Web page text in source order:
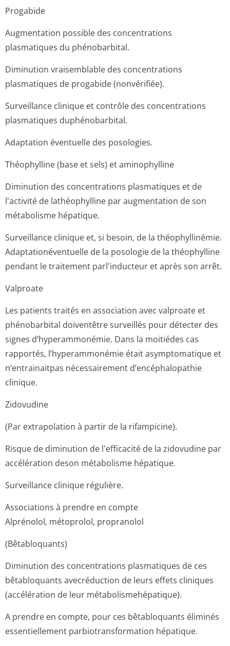
Progabide
Augmentation possible des concentrations
plasmatiques du phénobarbital.
Diminution vraisemblable des concentrations
plasmatiques de progabide (nonvérifiée).
Surveillance clinique et contrôle des concentrations
plasmatiques duphénobarbital.
Adaptation éventuelle des posologies.
Théophylline (base et sels) et aminophylline
Diminution des concentrations plasmatiques et de
l'activité de lathéophylline par augmentation de son
métabolisme hépatique.
Surveillance clinique et, si besoin, de la théophyllinémie.
Adaptationéven­tuelle de la posologie de la théophylline
pendant le traitement parl'inducteur et après son arrêt.
Valproate
Les patients traités en association avec valproate et
phénobarbital doiventêtre surveillés pour détecter des
signes d’hyperammonémie. Dans la moitiédes cas
rapportés, l’hyperammonémie était asymptomatique et
n’entrainaitpas nécessairement d’encéphalopathie
clinique.
Zidovudine
(Par extrapolation à partir de la rifampicine).
Risque de diminution de l'efficacité de la zidovudine par
accélération deson métabolisme hépatique.
Surveillance clinique régulière.
Associations à prendre en compte
Alprénolol, métoprolol, propranolol
(Bêtabloquants)
Diminution des concentrations plasmatiques de ces
bêtabloquants avecréduction de leurs effets cliniques
(accélération de leur métabolismehé­patique).
A prendre en compte, pour ces bêtabloquants éliminés
essentiellement parbiotransfor­mation hépatique.